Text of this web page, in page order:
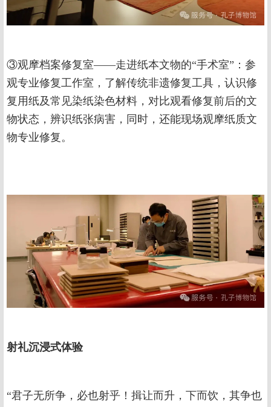
③观摩档案修复室——走进纸本文物的“手术室”：参
观专业修复工作室，了解传统非遗修复工具，认识修
复用纸及常见染纸染色材料，对比观看修复前后的文
物状态，辨识纸张病害，同时，还能现场观摩纸质文
物专业修复。
射礼沉浸式体验
“君子无所争，必也射乎！揖让而升，下而饮，其争也